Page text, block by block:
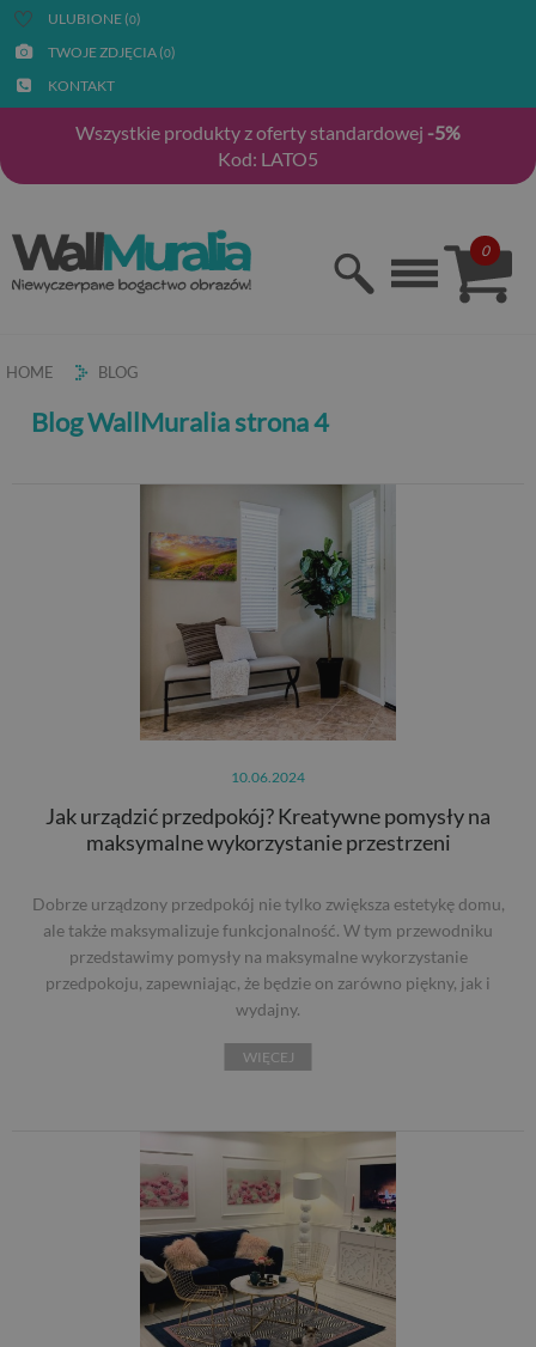
ULUBIONE (0)
TWOJE ZDJĘCIA (0)
KONTAKT
Wszystkie produkty z oferty standardowej -5%
Kod: LATO5
0
HOME BLOG
Blog WallMuralia strona 4
10.06.2024
Jak urządzić przedpokój? Kreatywne pomysły na
maksymalne wykorzystanie przestrzeni
Dobrze urządzony przedpokój nie tylko zwiększa estetykę domu,
ale także maksymalizuje funkcjonalność. W tym przewodniku
przedstawimy pomysły na maksymalne wykorzystanie
przedpokoju, zapewniając, że będzie on zarówno piękny, jak i
wydajny.
WIĘCEJ